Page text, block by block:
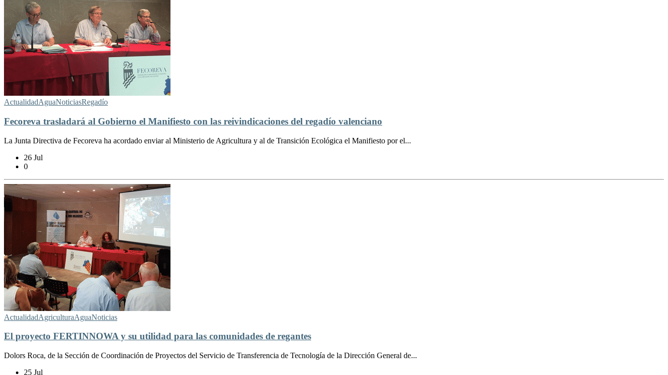
ActualidadAguaNoticiasRegadío
Fecoreva trasladará al Gobierno el Manifiesto con las reivindicaciones del regadío valenciano
La Junta Directiva de Fecoreva ha acordado enviar al Ministerio de Agricultura y al de Transición Ecológica el Manifiesto por el...
26 Jul
0
ActualidadAgriculturaAguaNoticias
El proyecto FERTINNOWA y su utilidad para las comunidades de regantes
Dolors Roca, de la Sección de Coordinación de Proyectos del Servicio de Transferencia de Tecnología de la Dirección General de...
25 Jul